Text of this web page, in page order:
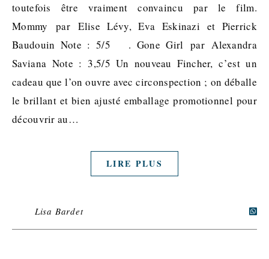
toutefois être vraiment convaincu par le film.
Mommy par Elise Lévy, Eva Eskinazi et Pierrick
Baudouin Note : 5/5 . Gone Girl par Alexandra
Saviana Note : 3,5/5 Un nouveau Fincher, c’est un
cadeau que l’on ouvre avec circonspection ; on déballe
le brillant et bien ajusté emballage promotionnel pour
découvrir au…
LIRE PLUS
Lisa Bardet